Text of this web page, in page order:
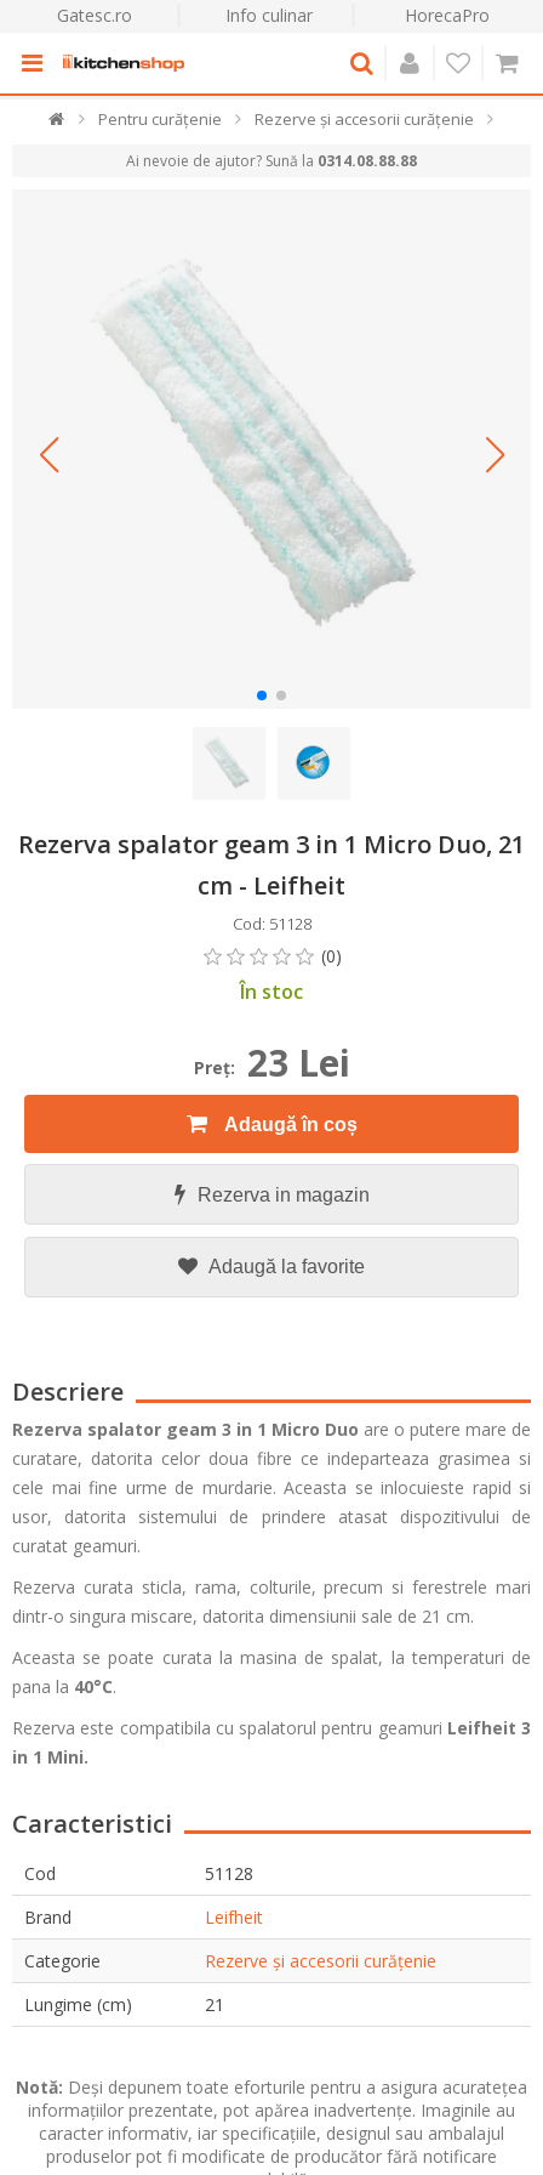
Gatesc.ro Info culinar HorecaPro
Pentru curățenie Rezerve și accesorii curățenie
Ai nevoie de ajutor? Sună la 0314.08.88.88
Rezerva spalator geam 3 in 1 Micro Duo, 21
cm - Leifheit
Cod: 51128
În stoc
Preţ: 23 Lei
Adaugă în coș
Rezerva in magazin
Adaugă la favorite
Descriere
Rezerva spalator geam 3 in 1 Micro Duo are o putere mare de
curatare, datorita celor doua fibre ce indeparteaza grasimea si
cele mai fine urme de murdarie. Aceasta se inlocuieste rapid si
usor, datorita sistemului de prindere atasat dispozitivului de
curatat geamuri.
Rezerva curata sticla, rama, colturile, precum si ferestrele mari
dintr-o singura miscare, datorita dimensiunii sale de 21 cm.
Aceasta se poate curata la masina de spalat, la temperaturi de
pana la 40°C.
Rezerva este compatibila cu spalatorul pentru geamuri Leifheit 3
in 1 Mini.
Caracteristici
Cod
51128
Brand
Leifheit
Categorie
Rezerve și accesorii curățenie
Lungime (cm)
21
Notă: Deși depunem toate eforturile pentru a asigura acuratețea
informațiilor prezentate, pot apărea inadvertențe. Imaginile au
caracter informativ, iar specificațiile, designul sau ambalajul
produselor pot fi modificate de producător fără notificare